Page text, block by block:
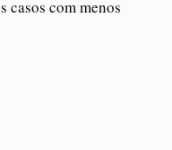
casos com menos